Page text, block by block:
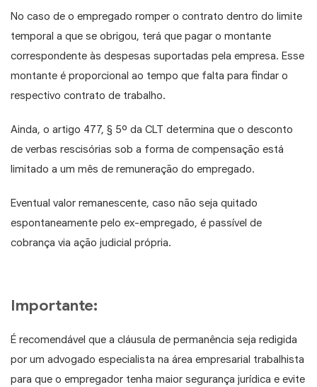
No caso de o empregado romper o contrato dentro do limite
temporal a que se obrigou, terá que pagar o montante
correspondente às despesas suportadas pela empresa. Esse
montante é proporcional ao tempo que falta para findar o
respectivo contrato de trabalho.
Ainda, o artigo 477, § 5º da CLT determina que o desconto
de verbas rescisórias sob a forma de compensação está
limitado a um mês de remuneração do empregado.
Eventual valor remanescente, caso não seja quitado
espontaneamente pelo ex-empregado, é passível de
cobrança via ação judicial própria.
Importante:
É recomendável que a cláusula de permanência seja redigida
por um advogado especialista na área empresarial trabalhista
para que o empregador tenha maior segurança jurídica e evite